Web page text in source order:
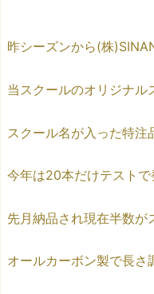
昨シーズンから(株
当スクールのオリジナル
スクール名が入った特注
今年は20本だけテストで
先月納品され現在半数が
オールカーボン製で長さ